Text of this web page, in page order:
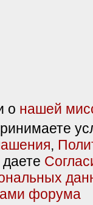
о нашей
,
даете
форума